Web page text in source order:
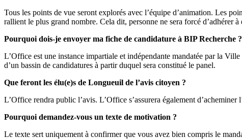
Tous les points de vue seront explorés avec l’équipe d’animation. Les
rallient le plus grand nombre. Cela dit, personne ne sera forcé d’adhérer
Pourquoi dois-je envoyer ma fiche de candidature à BIP Recherche ?
L’Office est une instance impartiale et indépendante mandatée par la
d’un bassin de candidatures à partir duquel sera constitué le panel.
Que feront les élu(e)s de Longueuil de l’avis citoyen ?
L’Office rendra public l’avis. L’Office s’assurera également
Pourquoi demandez-vous un texte de motivation ?
Le texte sert uniquement à confirmer que vous avez bien compris le